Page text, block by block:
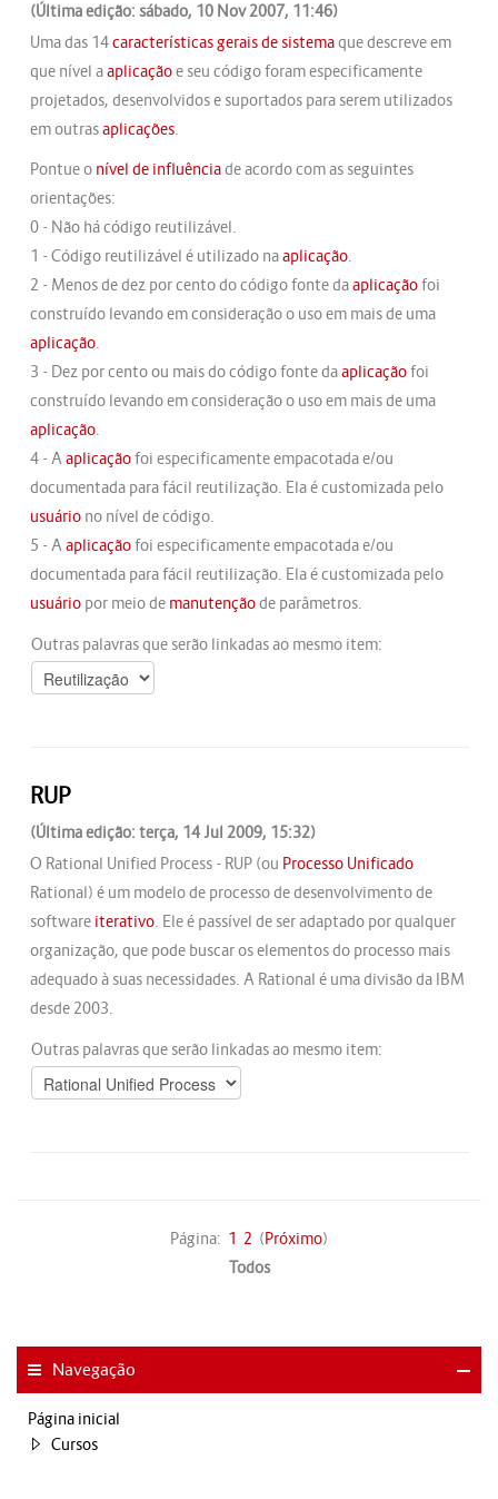
(Última edição: sábado, 10 Nov 2007, 11:46)
Uma das 14características gerais de sistemaque descreve em
que nível aaplicaçãoe seu código foram especificamente
projetados, desenvolvidos e suportados para serem utilizados
em outrasaplicações.
Pontue o nível de influênciade acordo com as seguintes
orientações:
0 - Não há código reutilizável.
1 - Código reutilizável é utilizado naaplicação.
2 - Menos de dez por cento do código fonte daaplicaçãofoi
construído levando em consideração o uso em mais de uma
aplicação.
3 - Dez por cento ou mais do código fonte daaplicaçãofoi
construído levando em consideração o uso em mais de uma
aplicação.
4 - Aaplicaçãofoi especificamente empacotada e/ou
documentada para fácil reutilização. Ela é customizada pelo
usuáriono nível de código.
5 - Aaplicaçãofoi especificamente empacotada e/ou
documentada para fácil reutilização. Ela é customizada pelo
usuáriopor meio de manutençãode parâmetros.
Outras palavras que serão linkadas ao mesmo item:
RUP
(Última edição: terça, 14 Jul 2009, 15:32)
O Rational Unified Process - RUP (ou Processo Unificado
Rational) é um modelo de processo de desenvolvimento de
software iterativo. Ele é passível de ser adaptado por qualquer
organização, que pode buscar os elementos do processo mais
adequado à suas necessidades. A Rational é uma divisão da IBM
desde 2003.
Outras palavras que serão linkadas ao mesmo item:
Página: 1 2 (Próximo)
Todos
Navegação
Página inicial
Cursos